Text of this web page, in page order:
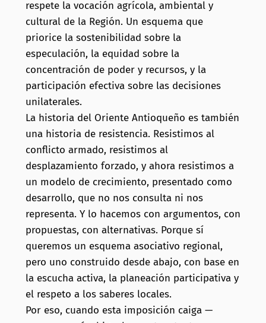
respete la vocación agrícola, ambiental y
cultural de la Región. Un esquema que
priorice la sostenibilidad sobre la
especulación, la equidad sobre la
concentración de poder y recursos, y la
participación efectiva sobre las decisiones
unilaterales.
La historia del Oriente Antioqueño es también
una historia de resistencia. Resistimos al
conflicto armado, resistimos al
desplazamiento forzado, y ahora resistimos a
un modelo de crecimiento, presentado como
desarrollo, que no nos consulta ni nos
representa. Y lo hacemos con argumentos, con
propuestas, con alternativas. Porque sí
queremos un esquema asociativo regional,
pero uno construido desde abajo, con base en
la escucha activa, la planeación participativa y
el respeto a los saberes locales.
Por eso, cuando esta imposición caiga —